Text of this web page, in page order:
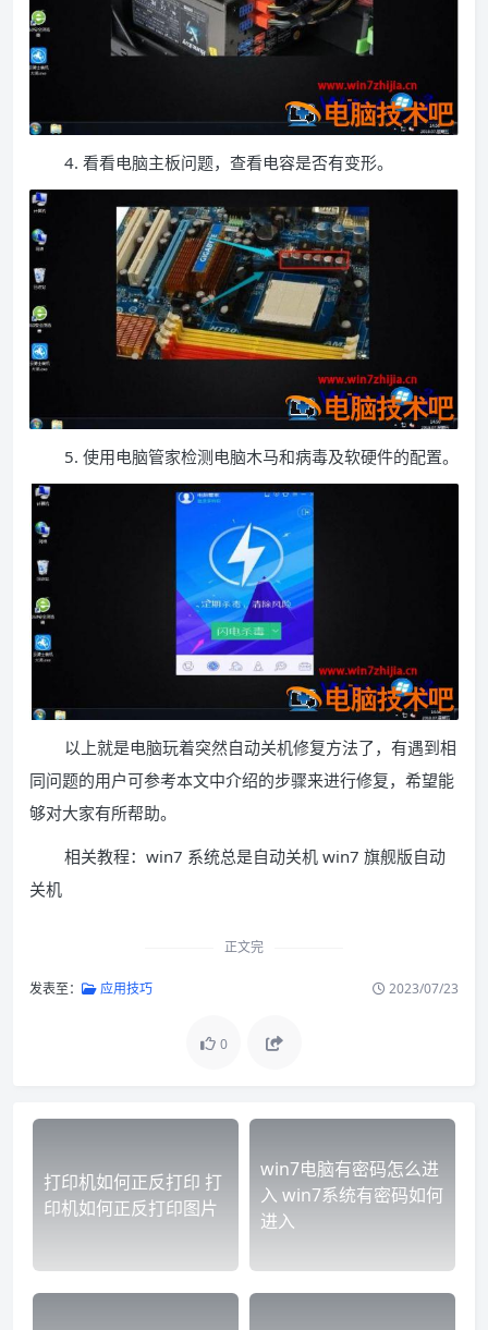
4. 看看电脑主板问题，查看电容是否有变形。
5. 使用电脑管家检测电脑木马和病毒及软硬件的配置。
以上就是电脑玩着突然自动关机修复方法了，有遇到相
同问题的用户可参考本文中介绍的步骤来进行修复，希望能
够对大家有所帮助。
相关教程：win7 系统总是自动关机 win7 旗舰版自动
关机
正文完
发表至： 应用技巧 2023/07/23
0
打印机如何正反打印 打
印机如何正反打印图片
win7电脑有密码怎么进
入 win7系统有密码如何
进入